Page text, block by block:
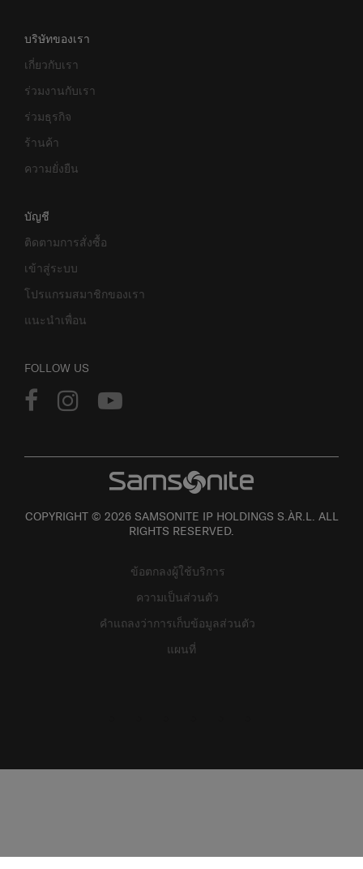
บริษัทของเรา
เกี่ยวกับเรา
ร่วมงานกับเรา
ร่วมธุรกิจ
ร้านค้า
ความยั่งยืน
บัญชี
ติดตามการสั่งซื้อ
เข้าสู่ระบบ
โปรแกรมสมาชิกของเรา
แนะนำเพื่อน
FOLLOW US
COPYRIGHT © 2026 SAMSONITE IP HOLDINGS S.ÀR.L. ALL
RIGHTS RESERVED.
ข้อตกลงผู้ใช้บริการ
ความเป็นส่วนตัว
คำแถลงว่าการเก็บข้อมูลส่วนตัว
แผนที่